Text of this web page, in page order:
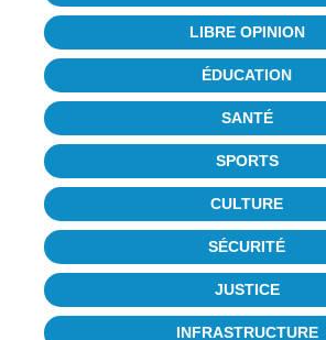
LIBRE OPINION
ÉDUCATION
SANTÉ
SPORTS
CULTURE
SÉCURITÉ
JUSTICE
INFRASTRUCTURE